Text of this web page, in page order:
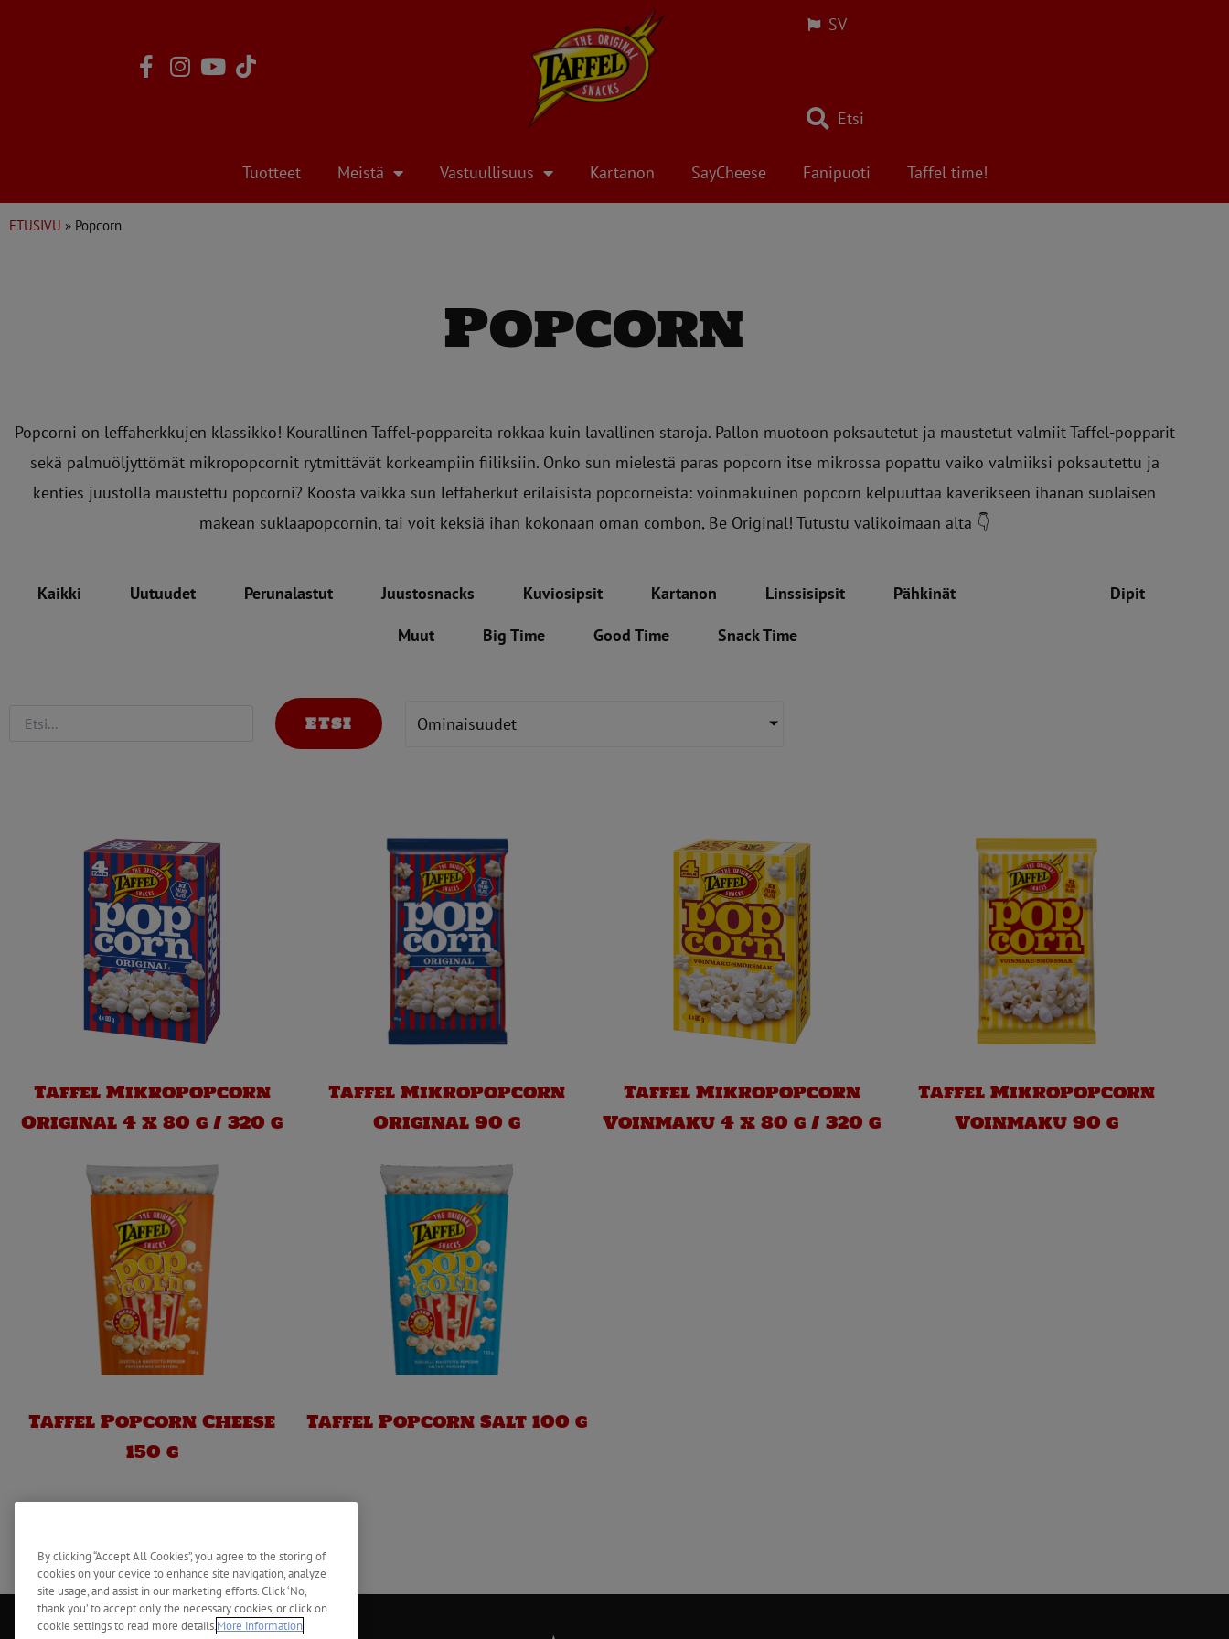
SV
Etsi
Tuotteet Meistä Vastuullisuus Kartanon SayCheese Fanipuoti Taffel time!
ETUSIVU » Popcorn
Popcorn
Popcorni on leffaherkkujen klassikko! Kourallinen Taffel-poppareita rokkaa kuin lavallinen staroja. Pallon muotoon poksautetut ja maustetut valmiit Taffel-popparit
sekä palmuöljyttömät mikropopcornit rytmittävät korkeampiin fiiliksiin. Onko sun mielestä paras popcorn itse mikrossa popattu vaiko valmiiksi poksautettu ja
kenties juustolla maustettu popcorni? Koosta vaikka sun leffaherkut erilaisista popcorneista: voinmakuinen popcorn kelpuuttaa kaverikseen ihanan suolaisen
makean suklaapopcornin, tai voit keksiä ihan kokonaan oman combon, Be Original! Tutustu valikoimaan alta 👇
Kaikki Uutuudet Perunalastut Juustosnacks Kuviosipsit Kartanon Linssisipsit Pähkinät
Dipit
Muut
Big Time Good Time Snack Time
ETSI Ominaisuudet
Taffel Mikropopcorn
Original 4 x 80 g / 320 g
Taffel Mikropopcorn
Original 90 g
Taffel Mikropopcorn
Voinmaku 4 x 80 g / 320 g
Taffel Mikropopcorn
Voinmaku 90 g
Taffel Popcorn Cheese
150 g
Taffel Popcorn Salt 100 g
By clicking “Accept All Cookies”, you agree to the storing of
cookies on your device to enhance site navigation, analyze
site usage, and assist in our marketing efforts. Click ‘No,
thank you’ to accept only the necessary cookies, or click on
cookie settings to read more details.More information